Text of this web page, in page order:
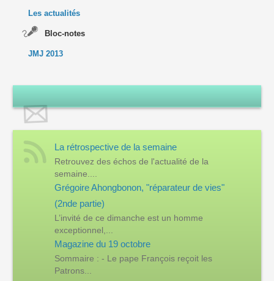
Les actualités
Bloc-notes
JMJ 2013
La rétrospective de la semaine
Retrouvez des échos de l'actualité de la
semaine....
Grégoire Ahongbonon, "réparateur de vies"
(2nde partie)
L’invité de ce dimanche est un homme
exceptionnel,...
Magazine du 19 octobre
Sommaire : - Le pape François reçoit les
Patrons...